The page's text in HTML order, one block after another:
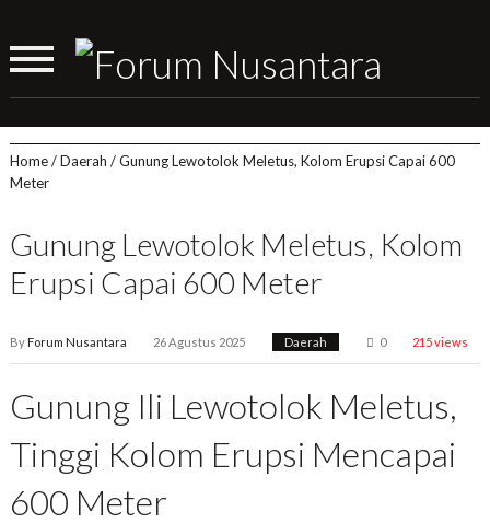
Home/Daerah /Gunung Lewotolok Meletus, Kolom Erupsi Capai 600
Meter
Gunung Lewotolok Meletus, Kolom
Erupsi Capai 600 Meter
ByForum Nusantara 26 Agustus 2025 Daerah 0 215 views
Gunung Ili Lewotolok Meletus,
Tinggi Kolom Erupsi Mencapai
600 Meter